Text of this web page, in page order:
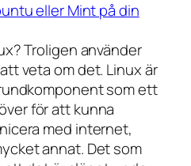
eller Mint på din
Troligen använder
veta om det. Linux är
som ett
för att kunna
med internet,
annat. Det som